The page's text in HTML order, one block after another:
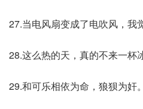
27.当电风扇变成了电吹风，我
28.这么热的天，真的不来一杯
29.和可乐相依为命，狼狈为奸。